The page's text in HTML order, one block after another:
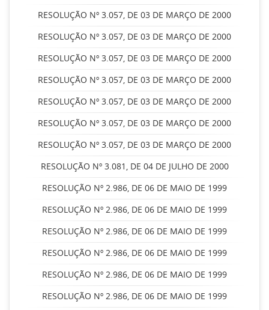
RESOLUÇÃO Nº 3.057, DE 03 DE MARÇO DE 2000
RESOLUÇÃO Nº 3.057, DE 03 DE MARÇO DE 2000
RESOLUÇÃO Nº 3.057, DE 03 DE MARÇO DE 2000
RESOLUÇÃO Nº 3.057, DE 03 DE MARÇO DE 2000
RESOLUÇÃO Nº 3.057, DE 03 DE MARÇO DE 2000
RESOLUÇÃO Nº 3.057, DE 03 DE MARÇO DE 2000
RESOLUÇÃO Nº 3.057, DE 03 DE MARÇO DE 2000
RESOLUÇÃO Nº 3.081, DE 04 DE JULHO DE 2000
RESOLUÇÃO Nº 2.986, DE 06 DE MAIO DE 1999
RESOLUÇÃO Nº 2.986, DE 06 DE MAIO DE 1999
RESOLUÇÃO Nº 2.986, DE 06 DE MAIO DE 1999
RESOLUÇÃO Nº 2.986, DE 06 DE MAIO DE 1999
RESOLUÇÃO Nº 2.986, DE 06 DE MAIO DE 1999
RESOLUÇÃO Nº 2.986, DE 06 DE MAIO DE 1999